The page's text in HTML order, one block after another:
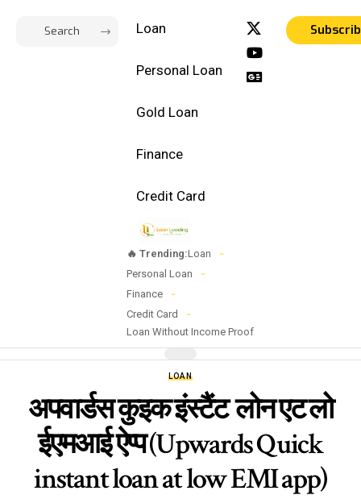
Loan
Personal Loan
Gold Loan
Finance
Credit Card
🔥 Trending:Loan
Personal Loan
Finance
Credit Card
Loan Without Income Proof
LOAN
अपवार्डस कुइक इंस्टैंट लोन एट लो
ईएमआई ऐप्प (Upwards Quick
instant loan at low EMI app)